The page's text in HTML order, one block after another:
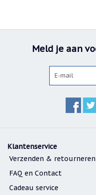
Meld je aan
Klantenservice
Verzenden & retourneren
FAQ en Contact
Cadeau service